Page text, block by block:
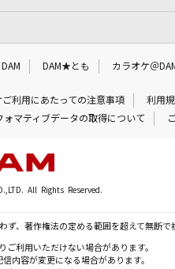
DAM DAM★とも カラオケ＠
ご利用にあたっての注意事項
利用
ォマティブデータの取得について
All Rights Reserved.
、著作権法の定める範囲を超えて無断で
ご利用いただけない場合があります。
内容が変更になる場合があります。